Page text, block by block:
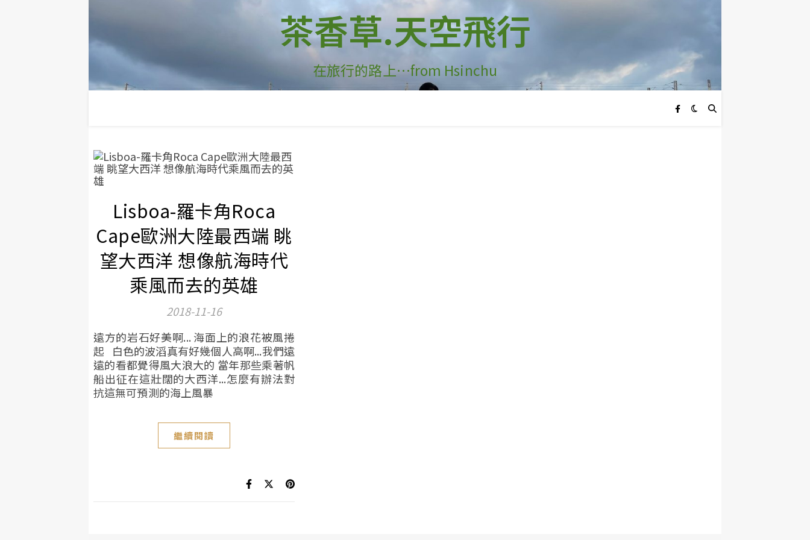
茶香草.天空飛行
在旅行的路上…from Hsinchu
Lisboa-羅卡角Roca
Cape歐洲大陸最西端 眺
望大西洋 想像航海時代
乘風而去的英雄
2018-11-16
遠方的岩石好美啊... 海面上的浪花被風捲
起 白色的波滔真有好幾個人高啊...我們遠
遠的看都覺得風大浪大的 當年那些乘著帆
船出征在這壯闊的大西洋...怎麼有辦法對
抗這無可預測的海上風暴
繼續閱讀